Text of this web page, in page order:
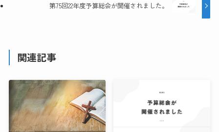
第75回22年度予算総会が開催されました。
関連記事